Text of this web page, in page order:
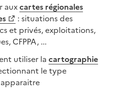
auxcartes régionales
: situations des
et privés, exploitations,
CFPPA, ...
utiliser lacartographie
le type